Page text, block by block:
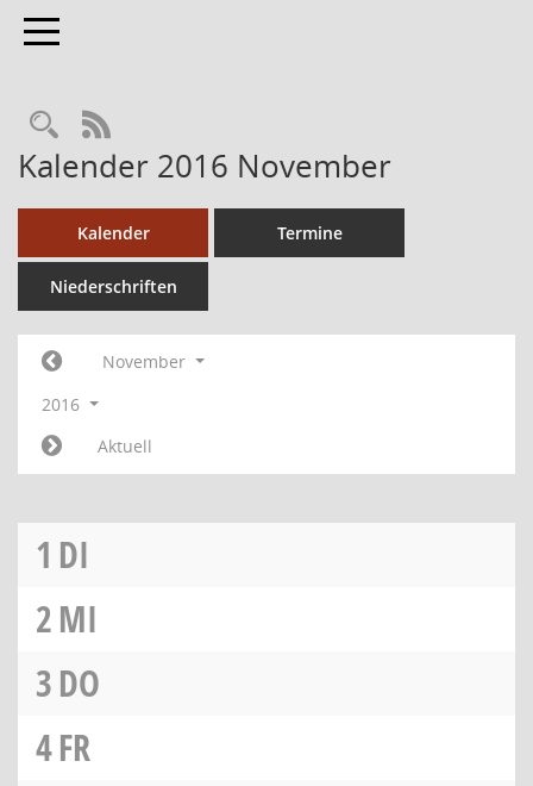
Toggle navigation
RSS-Feed
Kalender 2016 November
Kalender Termine
Niederschriften
November
2016
Aktuell
1 DI
2MI
3DO
4FR